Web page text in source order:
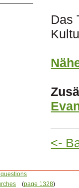
Das
<-
(page 1328)